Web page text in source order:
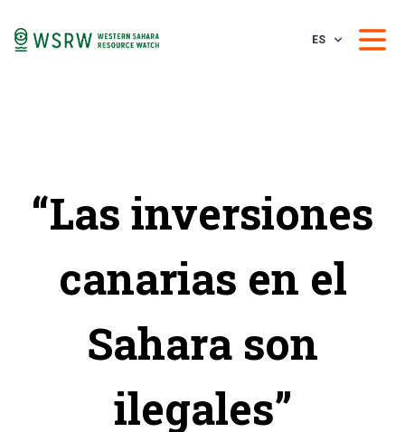
ES
“Las inversiones
canarias en el
Sahara son
ilegales”